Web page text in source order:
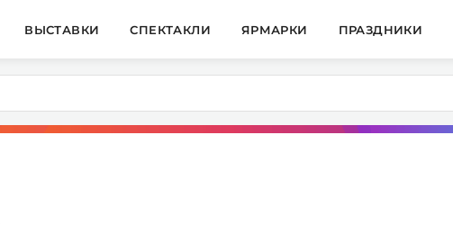
ВЫСТАВКИ СПЕКТАКЛИ ЯРМАРКИ ПРАЗДНИКИ